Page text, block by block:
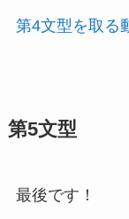
第4文型を取る
第5文型
最後です！